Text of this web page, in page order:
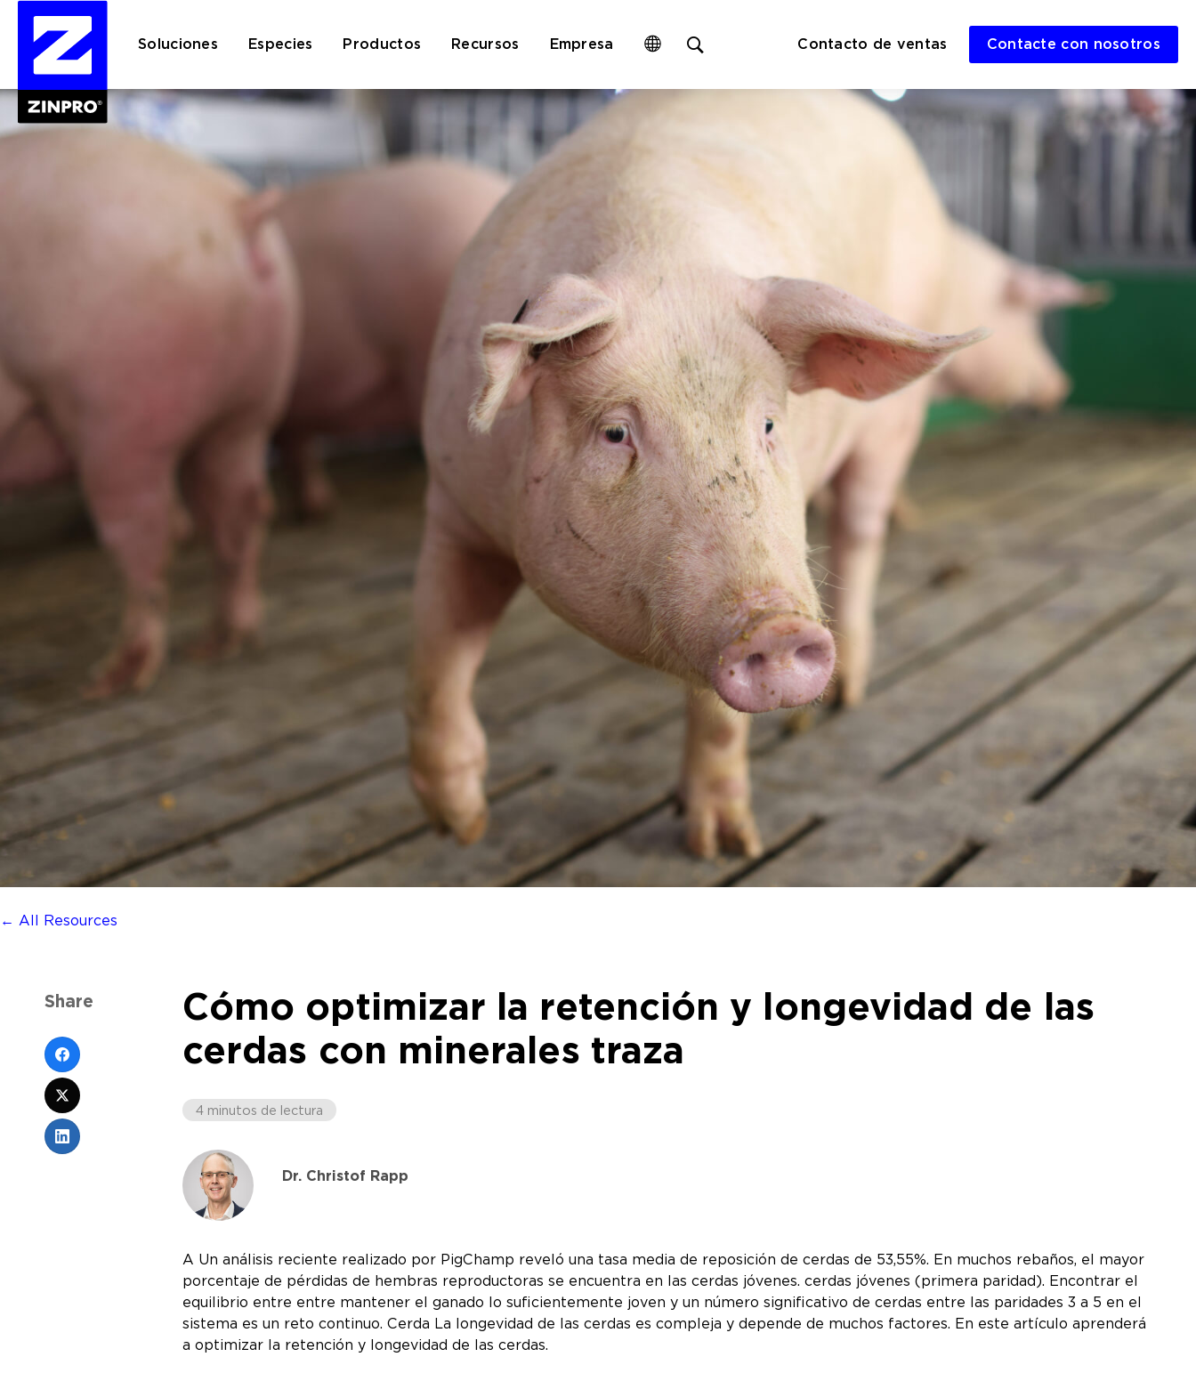
Soluciones Especies Productos Recursos Empresa
search
Contacto de ventas Contacte con nosotros
← All Resources
Cómo optimizar la retención y longevidad de las
cerdas con minerales traza
4 minutos de lectura
Dr. Christof Rapp
A Un análisis reciente realizado por PigChamp reveló una tasa media de reposición de cerdas de 53,55%. En muchos rebaños, el mayor
porcentaje de pérdidas de hembras reproductoras se encuentra en las cerdas jóvenes. cerdas jóvenes (primera paridad). Encontrar el
equilibrio entre entre mantener el ganado lo suficientemente joven y un número significativo de cerdas entre las paridades 3 a 5 en el
sistema es un reto continuo. Cerda La longevidad de las cerdas es compleja y depende de muchos factores. En este artículo aprenderá
a optimizar la retención y longevidad de las cerdas.
Share